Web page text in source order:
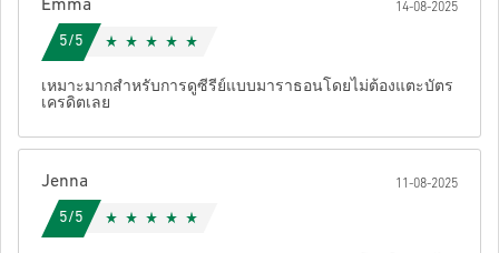
Emma 14-08-2025
5/5
เหมาะมากสำหรับการดูซีรีย์แบบมาราธอนโดยไม่ต้องแตะบัตร
เครดิตเลย
Jenna 11-08-2025
5/5